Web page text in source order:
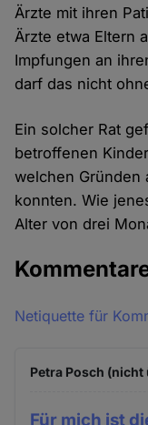
Ärzte mit ihren
Ärzte etwa Eltern
Impfungen an
darf das nicht
Ein solcher Rat
betroffenen
welchen Gründen
konnten. Wie
Alter von drei
Netiquette für
Petra Posch
Für mich ist